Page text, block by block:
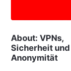
About: VPNs,
Sicherheit und
Anonymität